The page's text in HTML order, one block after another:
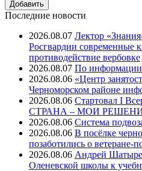
Последние новости
2026.08.07 Лектор
Росгвардии современные
противодействие вербовке
2026.08.07 ⁠По
2026.08.06 «Центр
Черноморском районе
2026.08.06 Стартовал I
СТРАНА – МОИ
2026.08.06 Система
2026.08.06 В посёлке
позаботились о ветеране-
2026.08.06 Андрей
Оленевской школы к